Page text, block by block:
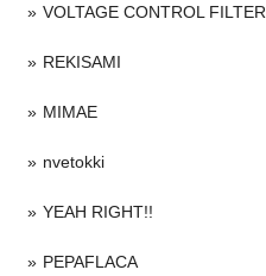
VOLTAGE CONTROL FILTER
REKISAMI
MIMAE
nvetokki
YEAH RIGHT!!
PEPAFLACA